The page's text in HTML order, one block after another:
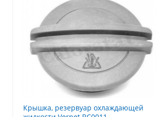
Крышка, резервуар охлаждающей